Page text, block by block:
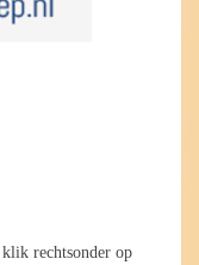
rechtsonder op